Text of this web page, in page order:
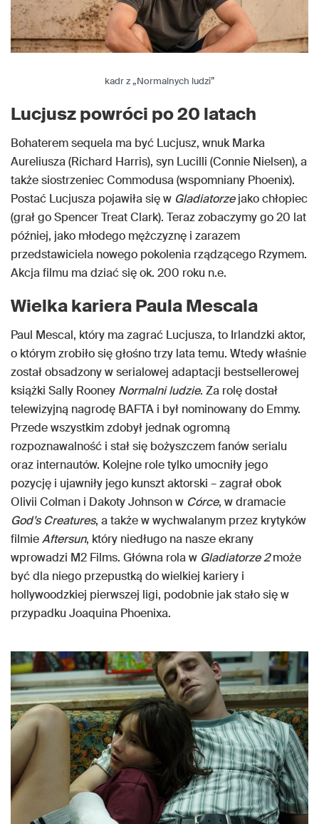
kadr z „Normalnych ludzi”
Lucjusz powróci po 20 latach
Bohaterem sequela ma być Lucjusz, wnuk Marka
Aureliusza (Richard Harris), syn Lucilli (Connie Nielsen), a
także siostrzeniec Commodusa (wspomniany Phoenix).
Postać Lucjusza pojawiła się w Gladiatorzejako chłopiec
(grał go Spencer Treat Clark). Teraz zobaczymy go 20 lat
później, jako młodego mężczyznę i zarazem
przedstawiciela nowego pokolenia rządzącego Rzymem.
Akcja filmu ma dziać się ok. 200 roku n.e.
Wielka kariera Paula Mescala
Paul Mescal, który ma zagrać Lucjusza, to Irlandzki aktor,
o którym zrobiło się głośno trzy lata temu. Wtedy właśnie
został obsadzony w serialowej adaptacji bestsellerowej
książki Sally Rooney Normalni ludzie. Za rolę dostał
telewizyjną nagrodę BAFTA i był nominowany do Emmy.
Przede wszystkim zdobył jednak ogromną
rozpoznawalność i stał się bożyszczem fanów serialu
oraz internautów. Kolejne role tylko umocniły jego
pozycję i ujawniły jego kunszt aktorski – zagrał obok
Olivii Colman i Dakoty Johnson w Córce, w dramacie
God’s Creatures, a także w wychwalanym przez krytyków
filmieAftersun, który niedługo na nasze ekrany
wprowadzi M2 Films. Główna rola w Gladiatorze 2może
być dla niego przepustką do wielkiej kariery i
hollywoodzkiej pierwszej ligi, podobnie jak stało się w
przypadku Joaquina Phoenixa.